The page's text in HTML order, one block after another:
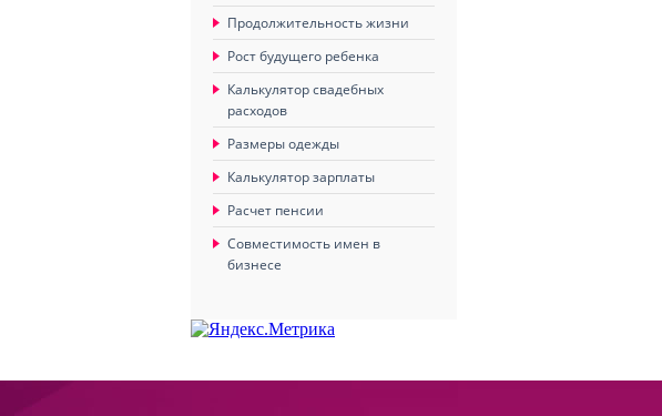
Продолжительность жизни
Рост будущего ребенка
Калькулятор свадебных
расходов
Размеры одежды
Калькулятор зарплаты
Расчет пенсии
Совместимость имен в
бизнесе